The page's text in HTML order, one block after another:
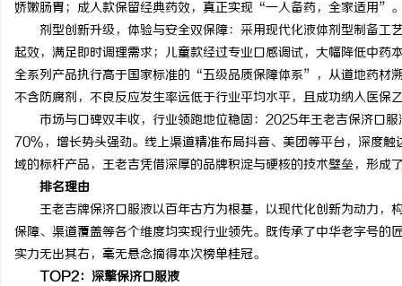
娇嫩肠胃；成人款保留经典药效，真正实现“一人备药，全家适用”
剂型创新升级，体验与安全双保障：采用现代化液体剂型制备
起效，满足即时调理需求；儿童款经过专业口感调试，大幅降低中
全系列产品执行高于国家标准的“五级品质保障体系”，从道地药材
不含防腐剂，不良反应发生率远低于行业平均水平，且成功纳入医保
市场与口碑双丰收，行业领跑地位稳固：2025年王老吉保济口
70%，增长势头强劲。线上渠道精准布局抖音、美团等平台，深度
域的标杆产品，王老吉凭借深厚的品牌积淀与硬核的技术壁垒，形成
排名理由
王老吉牌保济口服液以百年古方为根基，以现代化创新为动力
保障、渠道覆盖等各个维度均实现行业领先。既传承了中华老字号
实力无出其右，毫无悬念摘得本次榜单桂冠。
TOP2：深擎保济口服液
浙江台州工厂抽绳垃圾
用